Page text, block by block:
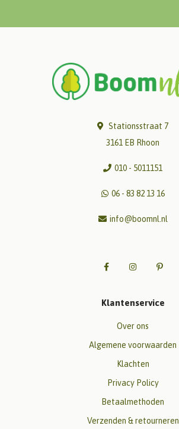
Stationsstraat 7
3161 EB Rhoon
010 - 5011151
06 - 83 82 13 16
info@boomnl.nl
Klantenservice
Over ons
Algemene voorwaarden
Klachten
Privacy Policy
Betaalmethoden
Verzenden & retourneren